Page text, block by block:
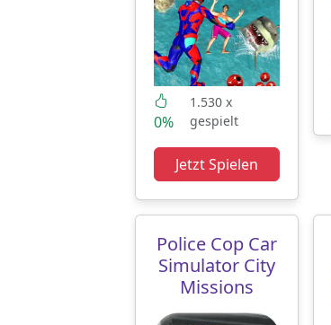
0%
1.530 x
gespielt
Jetzt Spielen
Police Cop Car
Simulator City
Missions